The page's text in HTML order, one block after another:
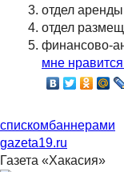
отдел
отдел
финансово-
мне нравится
спискомбаннерами
gazeta19.ru
Газета «Хакасия»